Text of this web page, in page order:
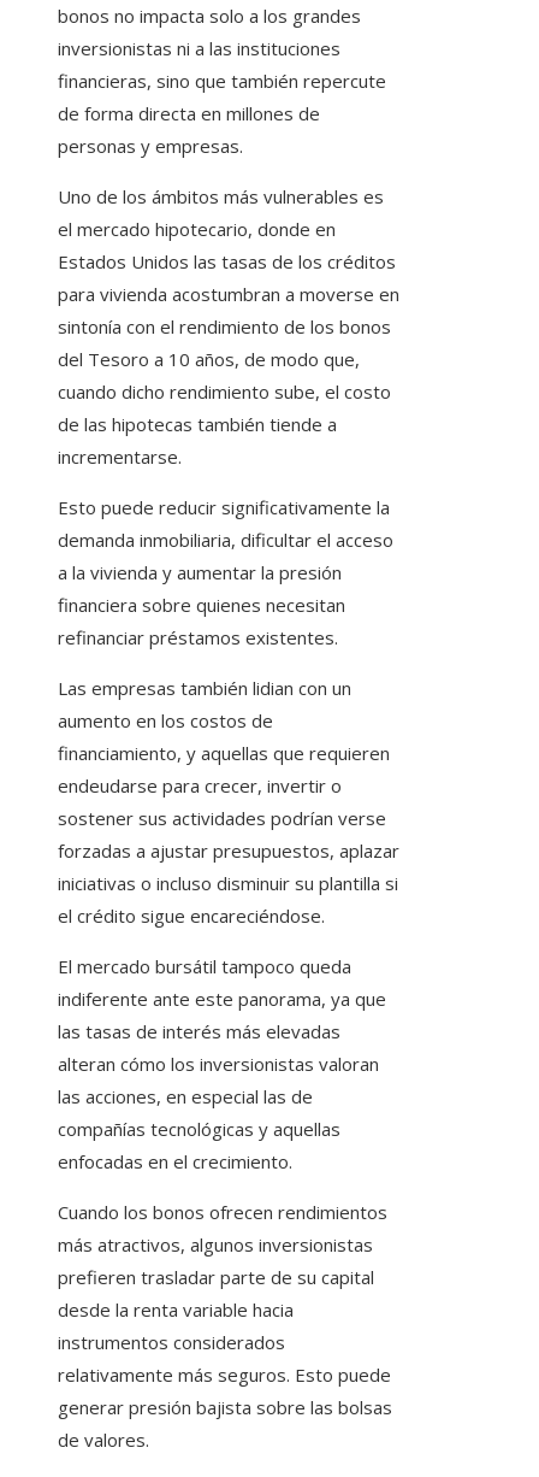
bonos no impacta solo a los grandes
inversionistas ni a las instituciones
financieras, sino que también repercute
de forma directa en millones de
personas y empresas.
Uno de los ámbitos más vulnerables es
el mercado hipotecario, donde en
Estados Unidos las tasas de los créditos
para vivienda acostumbran a moverse en
sintonía con el rendimiento de los bonos
del Tesoro a 10 años, de modo que,
cuando dicho rendimiento sube, el costo
de las hipotecas también tiende a
incrementarse.
Esto puede reducir significativamente la
demanda inmobiliaria, dificultar el acceso
a la vivienda y aumentar la presión
financiera sobre quienes necesitan
refinanciar préstamos existentes.
Las empresas también lidian con un
aumento en los costos de
financiamiento, y aquellas que requieren
endeudarse para crecer, invertir o
sostener sus actividades podrían verse
forzadas a ajustar presupuestos, aplazar
iniciativas o incluso disminuir su plantilla si
el crédito sigue encareciéndose.
El mercado bursátil tampoco queda
indiferente ante este panorama, ya que
las tasas de interés más elevadas
alteran cómo los inversionistas valoran
las acciones, en especial las de
compañías tecnológicas y aquellas
enfocadas en el crecimiento.
Cuando los bonos ofrecen rendimientos
más atractivos, algunos inversionistas
prefieren trasladar parte de su capital
desde la renta variable hacia
instrumentos considerados
relativamente más seguros. Esto puede
generar presión bajista sobre las bolsas
de valores.